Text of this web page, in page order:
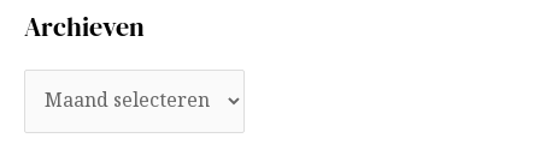
Archieven